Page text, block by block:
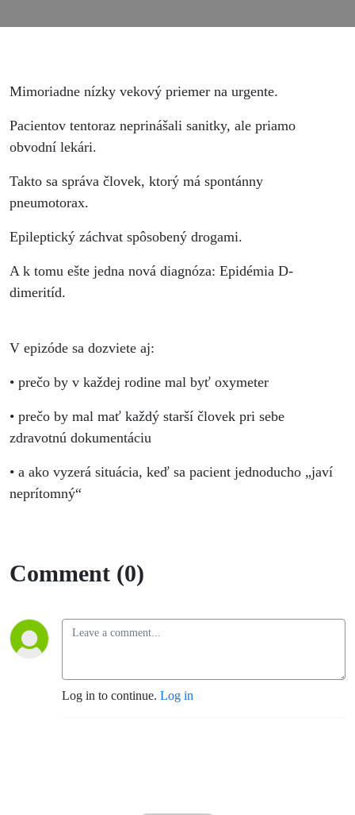
Mimoriadne nízky vekový priemer na urgente.
Pacientov tentoraz neprinášali sanitky, ale priamo
obvodní lekári.
Takto sa správa človek, ktorý má spontánny
pneumotorax.
Epileptický záchvat spôsobený drogami.
A k tomu ešte jedna nová diagnóza: Epidémia D-
dimeritíd.
V epizóde sa dozviete aj:
• prečo by v každej rodine mal byť oxymeter
• prečo by mal mať každý starší človek pri sebe
zdravotnú dokumentáciu
• a ako vyzerá situácia, keď sa pacient jednoducho „javí
neprítomný“
Comment (0)
Log in to continue. Log in